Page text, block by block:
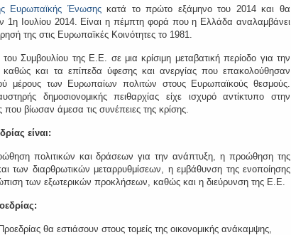
Ευρωπαϊκής Ένωσηςκατά το πρώτο εξάμηνο του 2014 και θα
1η Ιουλίου 2014. Είναι η πέμπτη φορά που η Ελλάδα αναλαμβάνει
της στις Ευρωπαϊκές Κοινότητες το 1981.
Συμβουλίου της Ε.Ε. σε μια κρίσιμη μεταβατική περίοδο για την
και τα επίπεδα ύφεσης και ανεργίας που επακολούθησαν
μέρους των Ευρωπαίων πολιτών στους Ευρωπαϊκούς θεσμούς.
δημοσιονομικής πειθαρχίας είχε ισχυρό αντίκτυπο στην
που βίωσαν άμεσα τις συνέπειες της κρίσης.
είναι:
πολιτικών και δράσεων για την ανάπτυξη, η προώθηση της
των διαρθρωτικών μεταρρυθμίσεων, η εμβάθυνση της ενοποίησης
των εξωτερικών προκλήσεων, καθώς και η διεύρυνση της Ε.Ε.
θα εστιάσουν στους τομείς της οικονομικής ανάκαμψης,